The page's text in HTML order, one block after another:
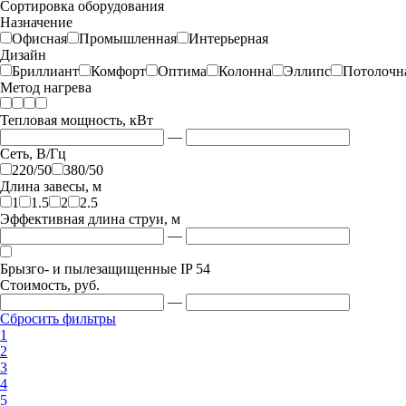
Сортировка оборудования
Назначение
Офисная
Промышленная
Интерьерная
Дизайн
Бриллиант
Комфорт Оптима Колонна Эллипс
Метод нагрева
Тепловая мощность, кВт
—
Сеть, В/Гц
220/50
380/50
Длина завесы, м
1
1.5 2
2.5
Эффективная длина струи, м
—
Брызго- и пылезащищенные IP 54
Стоимость, руб.
—
Сбросить фильтры
1
2
3
4
5